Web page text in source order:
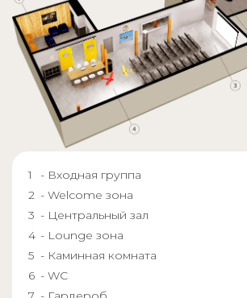
- Входная группа
- Welcome зона
- Центральный зал
- Lounge зона
- Каминная комната
- WC